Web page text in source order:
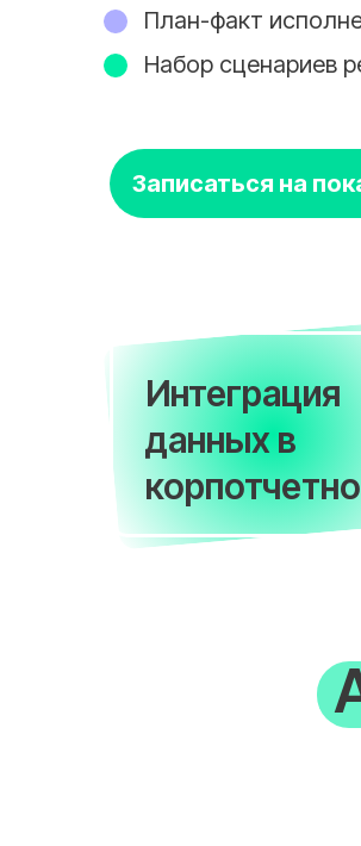
Записаться на
Набор сценариев
План-факт
Интеграция
данных в